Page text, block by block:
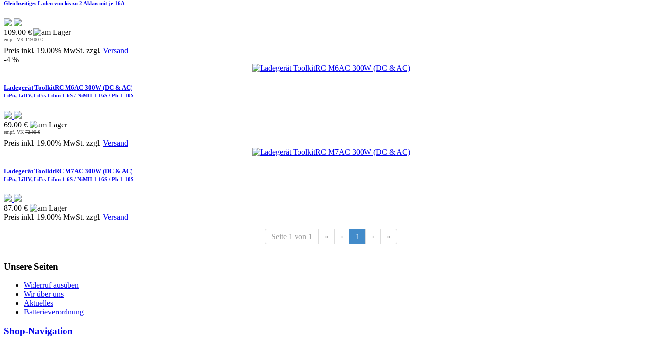
Gleichzeitiges Laden von bis zu 2 Akkus mit je 16A
109.00 €
empf. VK 119.00 €
Preis inkl. 19.00% MwSt. zzgl. Versand
-4 %
Ladegerät ToolkitRC M6AC 300W (DC & AC)
LiPo, LiHV, LiFe. LiIon 1-6S / NiMH 1-16S / Pb 1-10S
69.00 €
empf. VK 72.00 €
Preis inkl. 19.00% MwSt. zzgl. Versand
Ladegerät ToolkitRC M7AC 300W (DC & AC)
LiPo, LiHV, LiFe. LiIon 1-6S / NiMH 1-16S / Pb 1-10S
87.00 €
Preis inkl. 19.00% MwSt. zzgl. Versand
Seite 1 von 1 « ‹ 1 › »
Unsere Seiten
Widerruf ausüben
Wir über uns
Aktuelles
Batterieverordnung
Shop-Navigation